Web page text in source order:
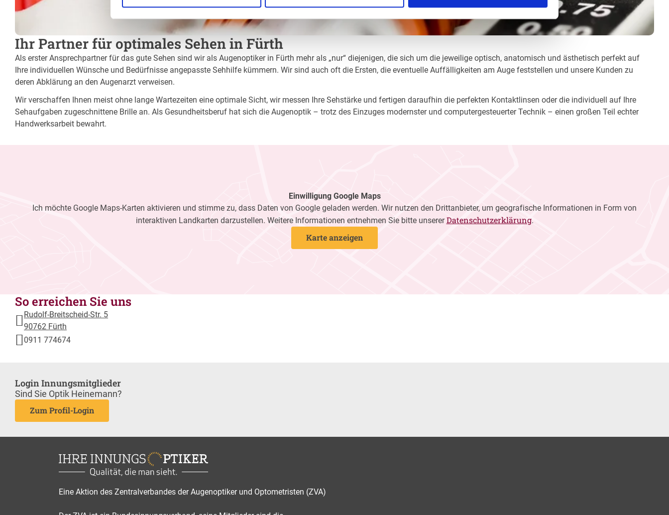
Ihr Partner für optimales Sehen in Fürth
Als erster Ansprechpartner für das gute Sehen sind wir als Augenoptiker in Fürth mehr als „nur“ diejenigen, die sich um die jeweilige optisch, anatomisch und ästhetisch perfekt auf
Ihre individuellen Wünsche und Bedürfnisse angepasste Sehhilfe kümmern. Wir sind auch oft die Ersten, die eventuelle Auffälligkeiten am Auge feststellen und unsere Kunden zu
deren Abklärung an den Augenarzt verweisen.
Wir verschaffen Ihnen meist ohne lange Wartezeiten eine optimale Sicht, wir messen Ihre Sehstärke und fertigen daraufhin die perfekten Kontaktlinsen oder die individuell auf Ihre
Sehaufgaben zugeschnittene Brille an. Als Gesundheitsberuf hat sich die Augenoptik – trotz des Einzuges modernster und computergesteuerter Technik – einen großen Teil echter
Handwerksarbeit bewahrt.
Einwilligung Google Maps
Ich möchte Google Maps-Karten aktivieren und stimme zu, dass Daten von Google geladen werden. Wir nutzen den Drittanbieter, um geografische Informationen in Form von
interaktiven Landkarten darzustellen. Weitere Informationen entnehmen Sie bitte unsererDatenschutzerklärung.
Karte anzeigen
So erreichen Sie uns
Rudolf-Breitscheid-Str. 5
90762 Fürth
0911 774674
Login Innungsmitglieder
Sind Sie Optik Heinemann?
Zum Profil-Login
Eine Aktion des Zentralverbandes der Augenoptiker und Optometristen (ZVA)